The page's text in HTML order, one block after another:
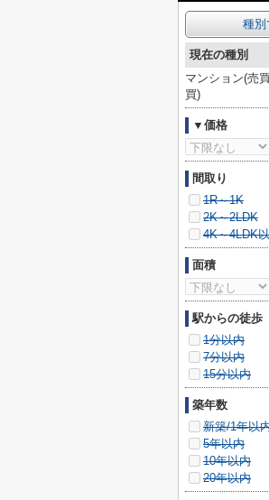
種別
現在の種別
マンション(売
買)
▼価格
間取り
1R～1K
2K～2LDK
4K～4LDK
面積
駅からの徒歩
1分以内
7分以内
15分以内
築年数
新築/1年以
5年以内
10年以内
20年以内